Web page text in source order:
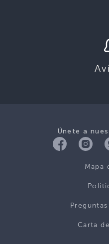
Únete a
Mapa
Carta